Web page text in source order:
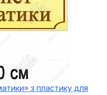
з пластику для